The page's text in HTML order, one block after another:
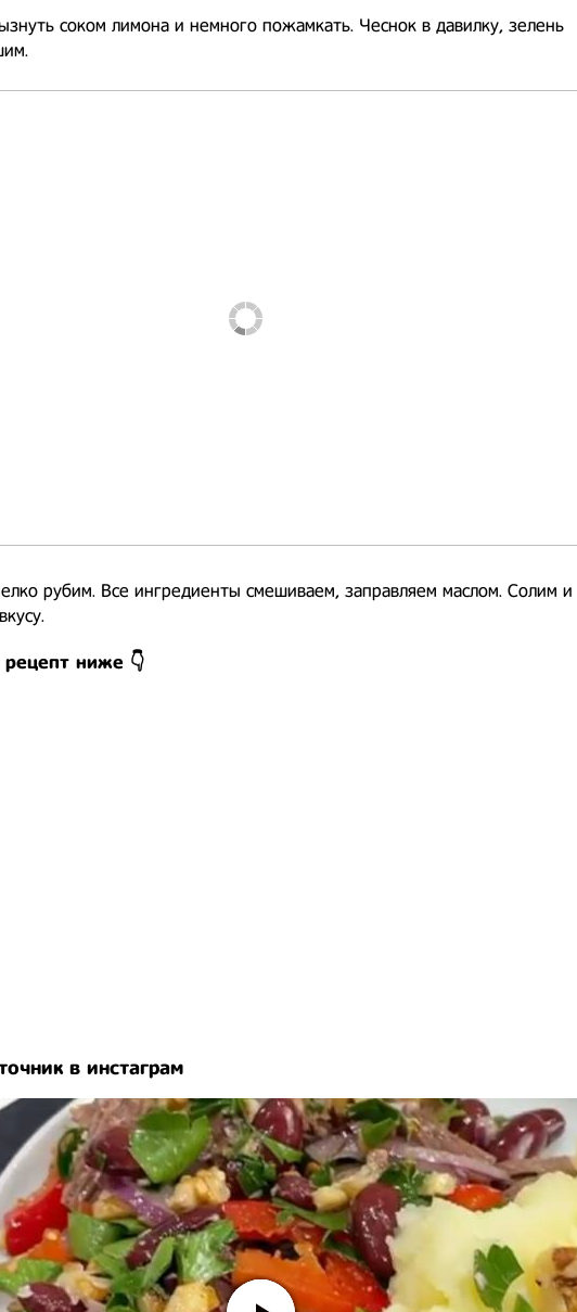
соком лимона и немного пожамкать. Чеснок в давилку, зелень
рубим. Все ингредиенты смешиваем, заправляем маслом. Солим и
ниже 👇
в инстаграм